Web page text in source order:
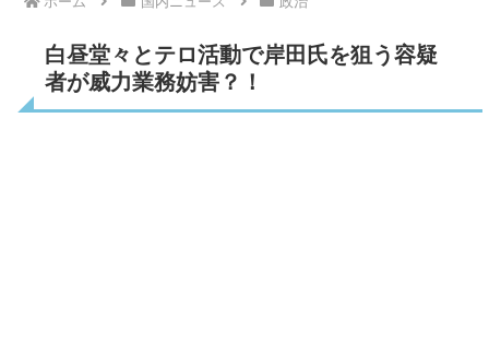
白昼堂々とテロ活動で岸田氏を狙う容疑
者が威力業務妨害？！